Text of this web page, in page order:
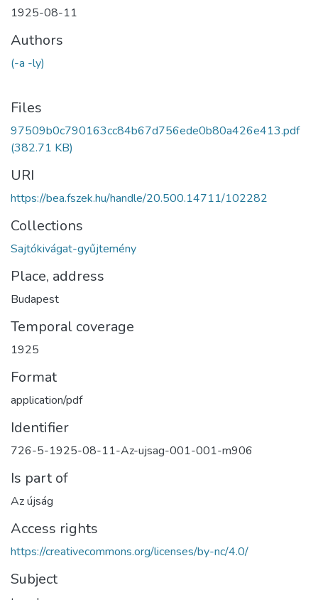
1925-08-11
Authors
(-a -ly)
Files
97509b0c790163cc84b67d756ede0b80a426e413.pdf
(382.71 KB)
URI
https://bea.fszek.hu/handle/20.500.14711/102282
Collections
Sajtókivágat-gyűjtemény
Place, address
Budapest
Temporal coverage
1925
Format
application/pdf
Identifier
726-5-1925-08-11-Az-ujsag-001-001-m906
Is part of
Az újság
Access rights
https://creativecommons.org/licenses/by-nc/4.0/
Subject